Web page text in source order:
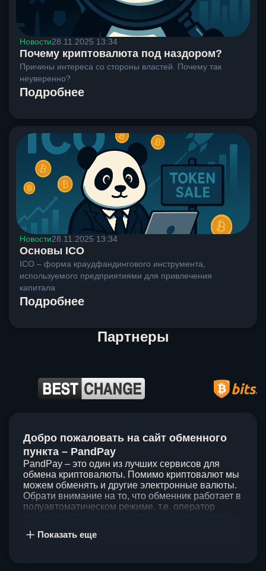
Новости28.11.2025 13:34
Почему криптовалюта под наздором?
Причины интереса со стороны властей. Почему так
неуверенно?
Подробнее
Новости28.11.2025 13:34
Основы ICO
ICO – форма краудфандингового инструмента,
используемого предприятиями для привлечения
капитала
Подробнее
Партнеры
Добро пожаловать на сайт обменного
пункта – PandPay
PandPay – это один из лучших сервисов для
обмена криптовалюты. Помимо криптовалют мы
можем обменять и другие электронные валюты.
Обрати внимание на то, что обменник работает в
полуавтоматическом режиме, т.е. оператор
клиентов, поэтому стараемся проводить обмены
Показать еще